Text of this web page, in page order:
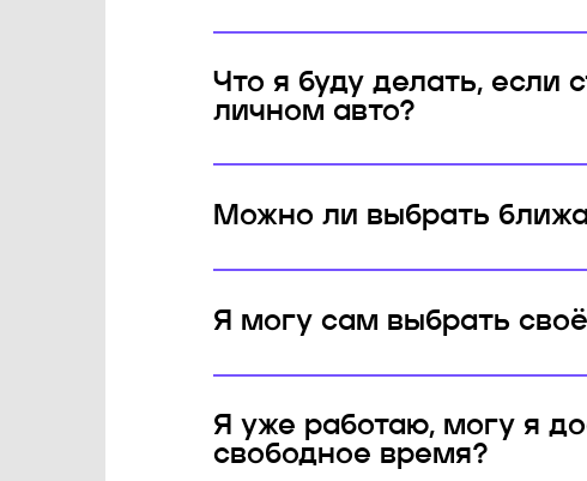
Что я буду делать, если
личном авто?
Можно ли выбрать
Я могу сам выбрать
Я уже работаю, могу я
свободное время?